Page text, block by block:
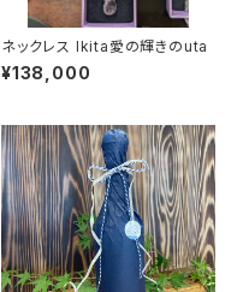
ネックレス Ikita愛の輝きのuta
¥138,000